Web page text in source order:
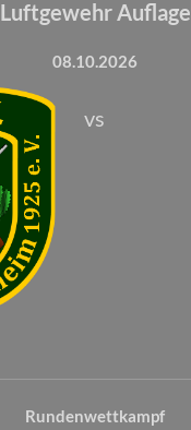
Luftgewehr Auflage
08.10.2026
vs
Rundenwettkampf